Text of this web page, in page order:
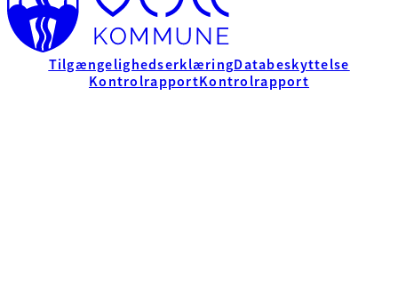
TilgængelighedserklæringDatabeskyttelse
KontrolrapportKontrolrapport